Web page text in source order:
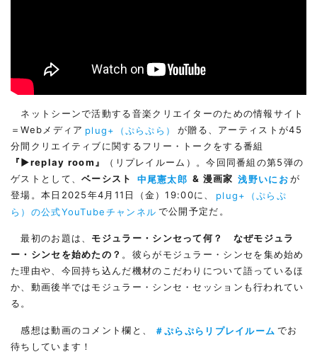
ネットシーンで活動する音楽クリエイターのための情報サイト
＝Webメディア plug+（ぷらぷら）
が贈る、アーティストが45
分間クリエイティブに関するフリー・トークをする番組
『▶︎replay room』
（リプレイルーム）。今回同番組の第5弾の
ゲストとして、ベーシスト 中尾憲太郎 & 漫画家 浅野いにお が
登場。本日2025年4月11日（金）19:00に、
plug+（ぷらぷ
ら）の公式YouTubeチャンネル で公開予定だ。
最初のお題は、 モジュラー・シンセって何？ なぜモジュラ
ー・シンセを始めたの？ 。彼らがモジュラー・シンセを集め始め
た理由や、今回持ち込んだ機材のこだわりについて語っているほ
か、動画後半ではモジュラー・シンセ・セッションも行われてい
る。
感想は動画のコメント欄と、 ＃ぷらぷらリプレイルーム でお
待ちしています！